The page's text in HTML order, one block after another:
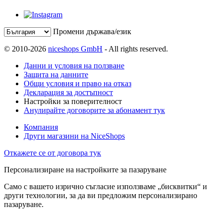
Промени държава/език
© 2010-2026 niceshops GmbH - All rights reserved.
Данни и условия на ползване
Защита на данните
Общи условия и право на отказ
Декларация за достъпност
Настройки за поверителност
Анулирайте договорите за абонамент тук
Компания
Други магазини на NiceShops
Откажете се от договора тук
Персонализиране на настройките за пазаруване
Само с вашето изрично съгласие използваме „бисквитки“ и
други технологии, за да ви предложим персонализирано
пазаруване.